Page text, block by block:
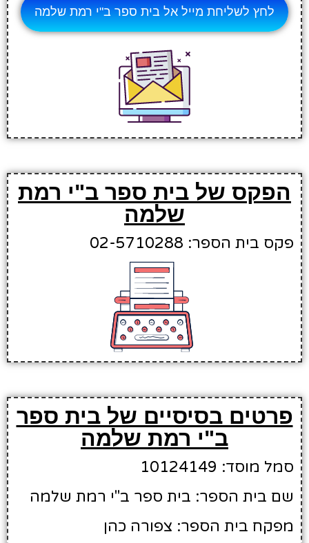
לחץ לשליחת מייל אל בית ספר ב"י רמת שלמה
הפקס של בית ספר ב"י רמת
שלמה
פקס בית הספר: 02-5710288
פרטים בסיסיים של בית ספר
ב"י רמת שלמה
סמל מוסד: 10124149
שם בית הספר: בית ספר ב"י רמת שלמה
מפקח בית הספר: צפורה כהן